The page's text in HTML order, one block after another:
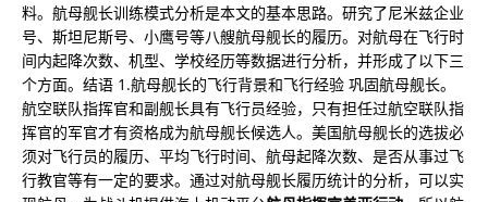
料。航母舰长训练模式分析是本文的基本思路。研究了尼米兹企业
号、斯坦尼斯号、小鹰号等八艘航母舰长的履历。对航母在飞行时
间内起降次数、机型、学校经历等数据进行分析，并形成了以下三
个方面。结语 1.航母舰长的飞行背景和飞行经验 巩固航母舰长。
航空联队指挥官和副舰长具有飞行员经验，只有担任过航空联队指
挥官的军官才有资格成为航母舰长候选人。美国航母舰长的选拔必
须对飞行员的履历、平均飞行时间、航母起降次数、是否从事过飞
行教官等有一定的要求。通过对航母舰长履历统计的分析，可以实